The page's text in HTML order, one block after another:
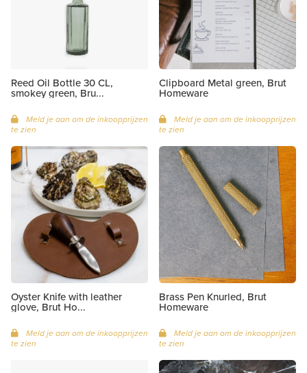
Reed Oil Bottle 30 CL,
smokey green, Bru...
Meld je aan om de inkoopprijzen
te zien
Clipboard Metal green, Brut
Homeware
Meld je aan om de inkoopprijzen
te zien
Oyster Knife with leather
glove, Brut Ho...
Meld je aan om de inkoopprijzen
te zien
Brass Pen Knurled, Brut
Homeware
Meld je aan om de inkoopprijzen
te zien